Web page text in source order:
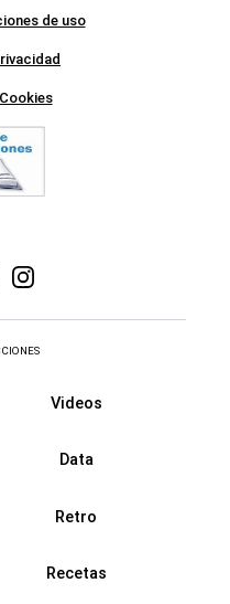
de uso
Videos
Data
Retro
Recetas